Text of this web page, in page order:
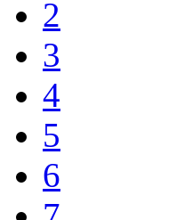
2
3
4
5
6